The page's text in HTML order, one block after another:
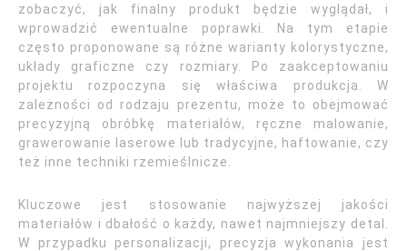
zobaczyć, jak finalny produkt będzie wyglądał, i
wprowadzić ewentualne poprawki. Na tym etapie
często proponowane są różne warianty kolorystyczne,
układy graficzne czy rozmiary. Po zaakceptowaniu
projektu rozpoczyna się właściwa produkcja. W
zależności od rodzaju prezentu, może to obejmować
precyzyjną obróbkę materiałów, ręczne malowanie,
grawerowanie laserowe lub tradycyjne, haftowanie, czy
też inne techniki rzemieślnicze.
Kluczowe jest stosowanie najwyższej jakości
materiałów i dbałość o każdy, nawet najmniejszy detal.
W przypadku personalizacji, precyzja wykonania jest